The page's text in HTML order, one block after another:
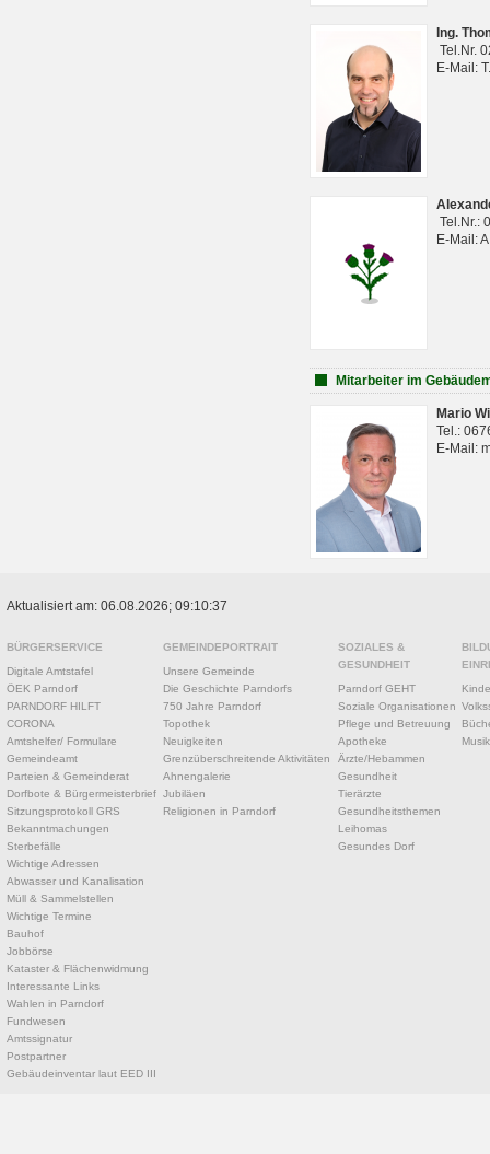
Ing.
Tel.Nr.
E-Mail:
Tel.Nr.:
E-Mail:
Mitarbeiter im
Mario
Tel.:
E-Mail:
Aktualisiert am: 06.08.2026; 09:10:37
BÜRGERSERVICE
Digitale Amtstafel
ÖEK Parndorf
PARNDORF HILFT
CORONA
Amtshelfer/ Formulare
Gemeindeamt
Parteien & Gemeinderat
Dorfbote & Bürgermeisterbrief
Sitzungsprotokoll GRS
Bekanntmachungen
Sterbefälle
Wichtige Adressen
Abwasser und Kanalisation
Müll & Sammelstellen
Wichtige Termine
Bauhof
Jobbörse
Kataster & Flächenwidmung
Interessante Links
Wahlen in Parndorf
Fundwesen
Amtssignatur
Postpartner
Gebäudeinventar laut EED III
GEMEINDEPORTRAIT
Unsere Gemeinde
Die Geschichte Parndorfs
750 Jahre Parndorf
Topothek
Neuigkeiten
Grenzüberschreitende Aktivitäten
Ahnengalerie
Jubiläen
Religionen in Parndorf
SOZIALES &
GESUNDHEIT
Parndorf GEHT
Soziale Organisationen
Pflege und Betreuung
Apotheke
Ärzte/Hebammen
Gesundheit
Tierärzte
Gesundheitsthemen
Leihomas
Gesundes Dorf